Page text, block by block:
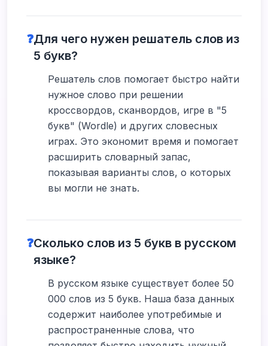
❓Для чего нужен решатель слов из
5 букв?
Решатель слов помогает быстро найти
нужное слово при решении
кроссвордов, сканвордов, игре в "5
букв" (Wordle) и других словесных
играх. Это экономит время и помогает
расширить словарный запас,
показывая варианты слов, о которых
вы могли не знать.
❓Сколько слов из 5 букв в русском
языке?
В русском языке существует более 50
000 слов из 5 букв. Наша база данных
содержит наиболее употребимые и
распространенные слова, что